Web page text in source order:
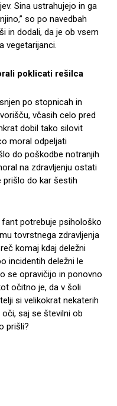
Sina ustrahujejo in ga
so po navedbah
in dodali, da je ob vsem
vegetarijanci.
poklicati rešilca
po stopnicah in
včasih celo pred
dobil tako silovit
moral odpeljati
do poškodbe notranjih
na zdravljenju ostati
prišlo do kar šestih
potrebuje psihološko
tovrstnega zdravljenja
komaj kdaj deležni
incidentih deležni le
se opravičijo in ponovno
očitno je, da v šoli
si velikokrat nekaterih
saj se številni ob
prišli?